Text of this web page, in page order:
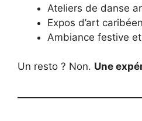
Ateliers de danse
Expos d’art caribéen
Ambiance festive
Un resto ? Non. Une